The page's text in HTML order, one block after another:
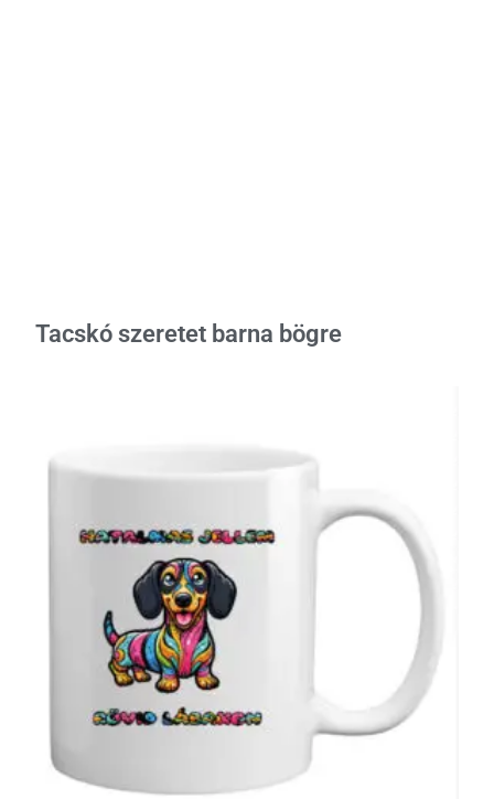
Tacskó szeretet barna bögre